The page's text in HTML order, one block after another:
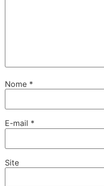
Nome *
E-mail *
Site